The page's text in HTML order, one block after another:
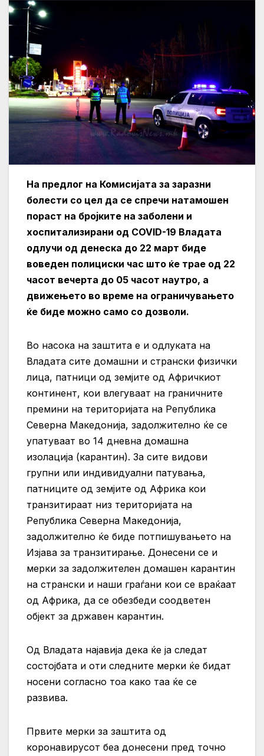
На предлог на Комисијата за заразни
болести со цел да се спречи натамошен
пораст на бројките на заболени и
хоспитализирани од COVID-19 Владата
одлучи од денеска до 22 март биде
воведен полициски час што ќе трае од 22
часот вечерта до 05 часот наутро, а
движењето во време на ограничувањето
ќе биде можно само со дозволи.
Во насока на заштита е и одлуката на
Владата сите домашни и странски физички
лица, патници од земјите од Афричкиот
континент, кои влегуваат на граничните
премини на територијата на Република
Северна Македонија, задолжително ќе се
упатуваат во 14 дневна домашна
изолација (карантин). За сите видови
групни или индивидуални патувања,
патниците од земјите од Африка кои
транзитираат низ територијата на
Република Северна Македонија,
задолжително ќе биде потпишувањето на
Изјава за транзитирање. Донесени се и
мерки за задолжителен домашен карантин
на странски и наши граѓани кои се враќаат
од Африка, да се обезбеди соодветен
објект за државен карантин.
Од Владата најавија дека ќе ја следат
состојбата и оти следните мерки ќе бидат
носени согласно тоа како таа ќе се
развива.
Првите мерки за заштита од
коронавирусот беа донесени пред точно